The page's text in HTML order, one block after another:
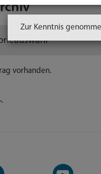
vorhanden.
YouTube-
Zur Kenntnis